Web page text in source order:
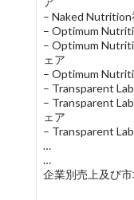
– Naked Nutrition
– Optimum
– Optimum
ェア
– Optimum
– Transparent
– Transparent
ェア
– Transparent
…
…
企業別売上及び市